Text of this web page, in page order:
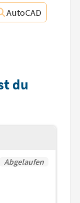
AutoCAD
du
Abgelaufen